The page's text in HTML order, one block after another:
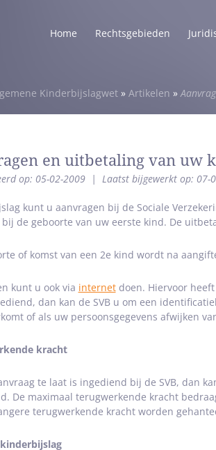
Home Rechtsgebieden
Kinderbijslagwet » Artikelen »
en uitbetaling van uw
op: 05-02-2009 | Laatst bijgewerkt op: 07-
kunt u aanvragen bij de Sociale
de geboorte van uw eerste kind. De
of komst van een 2e kind wordt na
kunt u ook via internetdoen. Hiervoor
dan kan de SVB u om een
of als uw persoonsgegevens afwijken
kracht
te laat is ingediend bij de SVB, dan
De maximaal terugwerkende kracht
terugwerkende kracht worden